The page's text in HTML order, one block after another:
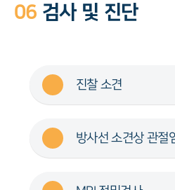
06 검사 및 진단
진찰 소견
방사선 소견상 관절